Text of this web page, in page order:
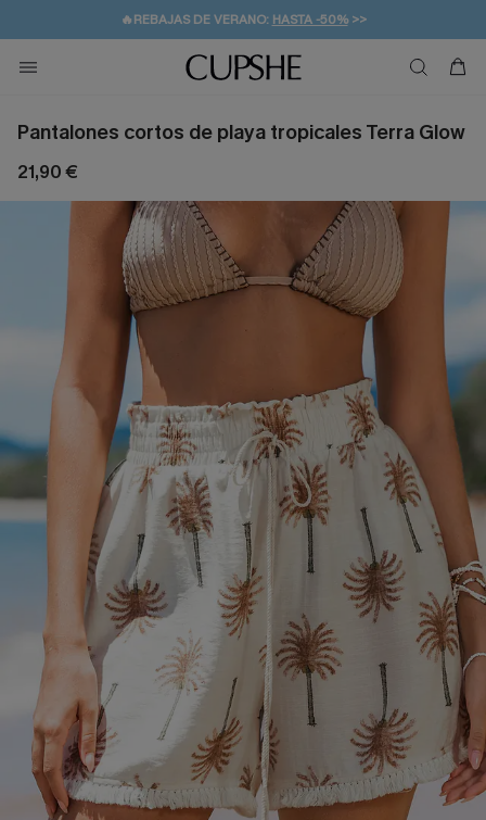
👒PROMOCIÓN DE VERANO:-10% EN 2 VESTIDOS
💌¡SUSCRIBIRSE & GANAR -10% EXTRA!
🚚ENVÍO GRATUITO A PARTIR DE 49 € >>
Pantalones cortos de playa tropicales Terra Glow
21,90 €